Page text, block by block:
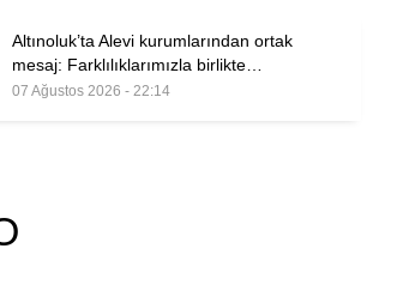
Altınoluk’ta Alevi kurumlarından ortak
mesaj: Farklılıklarımızla birlikte…
07 Ağustos 2026 - 22:14